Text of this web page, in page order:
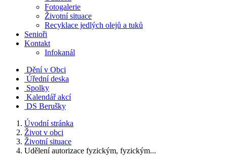
Fotogalerie
Životní situace
Recyklace jedlých olejů a tuků
Senioři
Kontakt
Infokanál
Dění v Obci
Úřední deska
Spolky
Kalendář akcí
DS Berušky
Úvodní stránka
Život v obci
Životní situace
Udělení autorizace fyzickým, fyzickým...